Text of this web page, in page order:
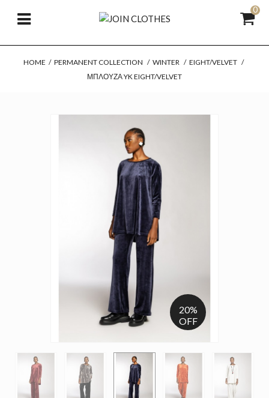
0
HOME / PERMANENT COLLECTION / WINTER / EIGHT/VELVET /
ΜΠΛΟΎΖΑ YK EIGHT/VELVET
20%
OFF